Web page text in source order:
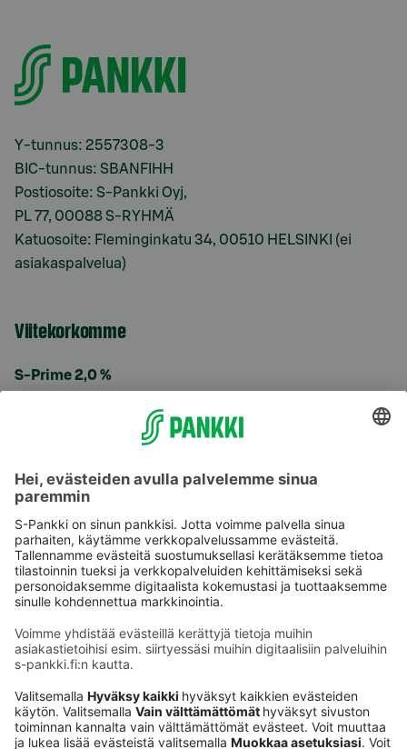
Y-tunnus: 2557308-3
BIC-tunnus: SBANFIHH
Postiosoite: S-Pankki Oyj,
PL 77, 00088 S-RYHMÄ
Katuosoite: Fleminginkatu 34, 00510 HELSINKI (ei
asiakaspalvelua)
Viitekorkomme
S-Prime 2,0 %
Käyttöehdot
Saavutettavuusseloste
Evästeet
Verkkopalvelujen käytön edellytykset